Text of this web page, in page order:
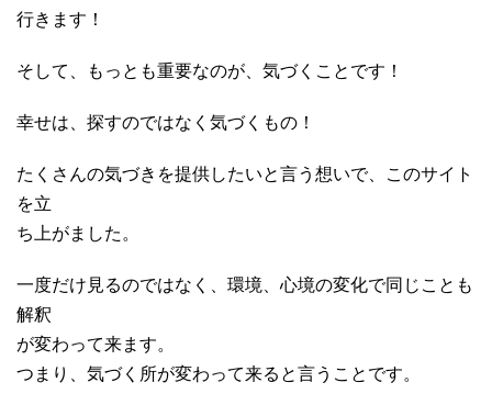
行きます！
そして、もっとも重要なのが、気づくことです！
幸せは、探すのではなく気づくもの！
たくさんの気づきを提供したいと言う想いで、このサイト
を立
ち上がました。
一度だけ見るのではなく、環境、心境の変化で同じことも
解釈
が変わって来ます。
つまり、気づく所が変わって来ると言うことです。